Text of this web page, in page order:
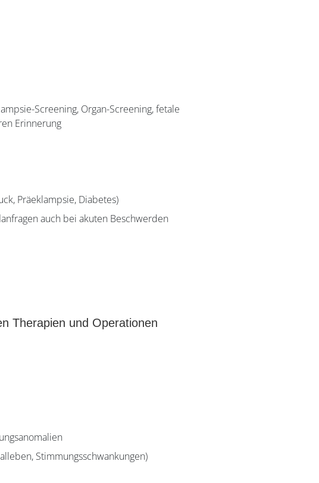
Screening, Organ-Screening, fetale
Erinnerung
Präeklampsie, Diabetes)
auch bei akuten Beschwerden
Therapien und Operationen
Stimmungsschwankungen)